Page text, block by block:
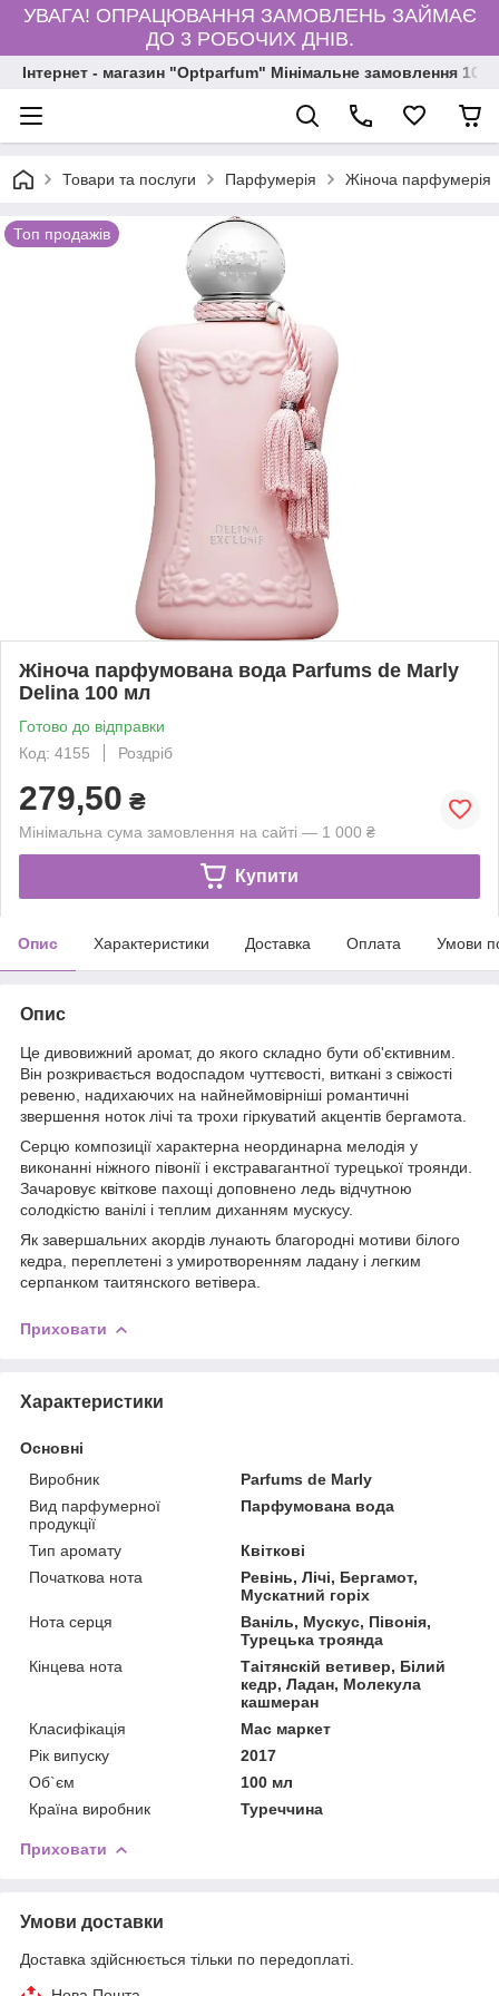
УВАГА! ОПРАЦЮВАННЯ ЗАМОВЛЕНЬ ЗАЙМАЄ
ДО 3 РОБОЧИХ ДНІВ.
Інтернет - магазин "Optparfum" Мінімальне замовлення
Товари та послуги Парфумерія Жіноча парфумерія
Топ продажів
Жіноча парфумована вода Parfums de Marly
Delina 100 мл
Готово до відправки
Код: 4155
Роздріб
279,50 ₴
Мінімальна сума замовлення на сайті — 1 000 ₴
Купити
Опис Характеристики Доставка Оплата Умови
Опис
Це дивовижний аромат, до якого складно бути об'єктивним.
Він розкривається водоспадом чуттєвості, виткані з свіжості
ревеню, надихаючих на найнеймовірніші романтичні
звершення ноток лічі та трохи гіркуватий акцентів бергамота.
Серцю композиції характерна неординарна мелодія у
виконанні ніжного півонії і екстравагантної турецької троянди.
Зачаровує квіткове пахощі доповнено ледь відчутною
солодкістю ванілі і теплим диханням мускусу.
Як завершальних акордів лунають благородні мотиви білого
кедра, переплетені з умиротворенням ладану і легким
серпанком таитянского ветівера.
Приховати
Характеристики
Основні
Виробник
Parfums de Marly
Вид парфумерної
продукції
Парфумована вода
Тип аромату
Квіткові
Початкова нота
Ревінь, Лічі, Бергамот,
Мускатний горіх
Нота серця
Ваніль, Мускус, Півонія,
Турецька троянда
Кінцева нота
Таітянскій ветивер, Білий
кедр, Ладан, Молекула
кашмеран
Класифікація
Мас маркет
Рік випуску
2017
Об`єм
100 мл
Країна виробник
Туреччина
Приховати
Умови доставки
Доставка здійснюється тільки по передоплаті.